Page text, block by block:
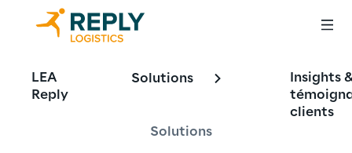
LEA
Reply
Solutions
Solutions
Insights
clients
LEA™ Reply 3PL
Billing